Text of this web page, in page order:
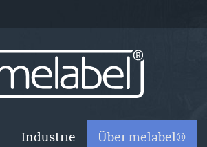
Industrie Über melabel®